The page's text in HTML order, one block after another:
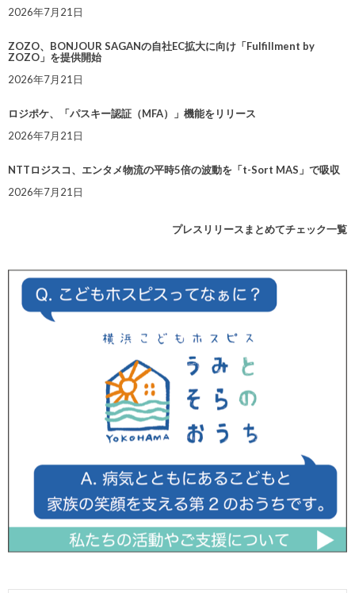
2026年7月21日
ZOZO、BONJOUR SAGANの自社EC拡大に向け「Fulfillment by
ZOZO」を提供開始
2026年7月21日
ロジポケ、「パスキー認証（MFA）」機能をリリース
2026年7月21日
NTTロジスコ、エンタメ物流の平時5倍の波動を「t-Sort MAS」で吸収
2026年7月21日
プレスリリースまとめてチェック一覧